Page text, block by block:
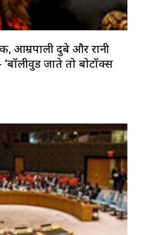
आम्रपाली दुबे और रानी
‘बॉलीवुड जाते तो बोटॉक्स